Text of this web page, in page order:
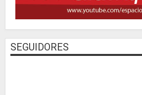
SEGUIDORES